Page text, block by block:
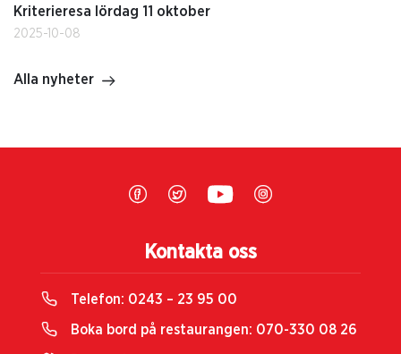
Kriterieresa lördag 11 oktober
2025-10-08
Alla nyheter
Kontakta oss
Telefon: 0243 – 23 95 00
Boka bord på restaurangen: 070-330 08 26